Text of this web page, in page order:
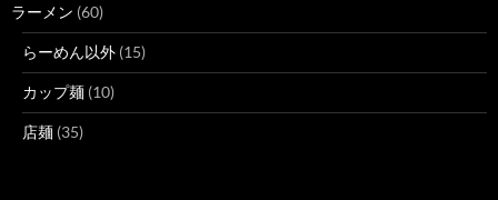
ラーメン (60)
らーめん以外 (15)
カップ麺 (10)
店麺 (35)